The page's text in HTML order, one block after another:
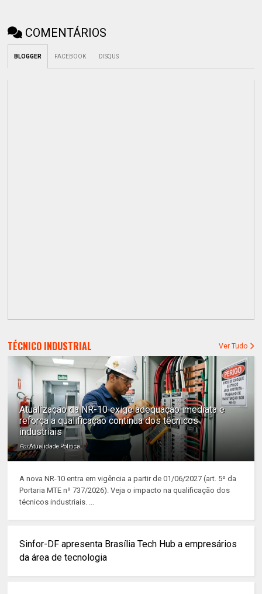
COMENTÁRIOS
BLOGGER FACEBOOK DISQUS
TÉCNICO INDUSTRIAL Ver Tudo
Atualização da NR-10 exige adequação imediata e
reforça a qualificação contínua dos técnicos
industriais
PorAtualidade Política
A nova NR-10 entra em vigência a partir de 01/06/2027 (art. 5º da
Portaria MTE nº 737/2026). Veja o impacto na qualificação dos
técnicos industriais. ...
Sinfor-DF apresenta Brasília Tech Hub a empresários
da área de tecnologia